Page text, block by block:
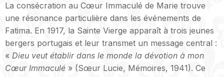
La consécration au Cœur Immaculé de Marie trouve
une résonance particulière dans les événements de
Fatima. En 1917, la Sainte Vierge apparaît à trois jeunes
bergers portugais et leur transmet un message central :
« Dieu veut établir dans le monde la dévotion à mon
Cœur Immaculé » (Sœur Lucie, Mémoires, 1941). Ce